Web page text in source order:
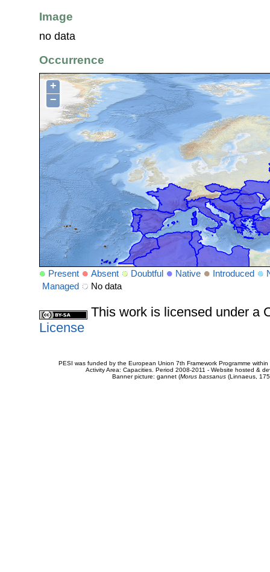
Image
no data
Occurrence
+
−
Present Absent Doubtful Native Introduced
Managed
No data
This work is licensed under a
License
PESI was funded by the European Union 7th Framework Programme
Activity Area: Capacities. Period 2008-2011 - Website hosted &
Banner picture: gannet (Morus bassanus(Linnaeus,